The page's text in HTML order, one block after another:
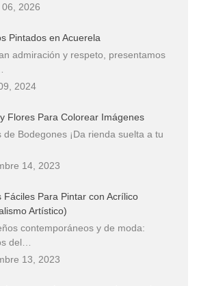
2026
Pintados en Acuerela
admiración y respeto, presentamos
2024
Flores Para Colorear Imágenes
de Bodegones ¡Da rienda suelta a tu
14, 2023
Fáciles Para Pintar con Acrílico
Artístico)
contemporáneos y de moda:
del…
13, 2023